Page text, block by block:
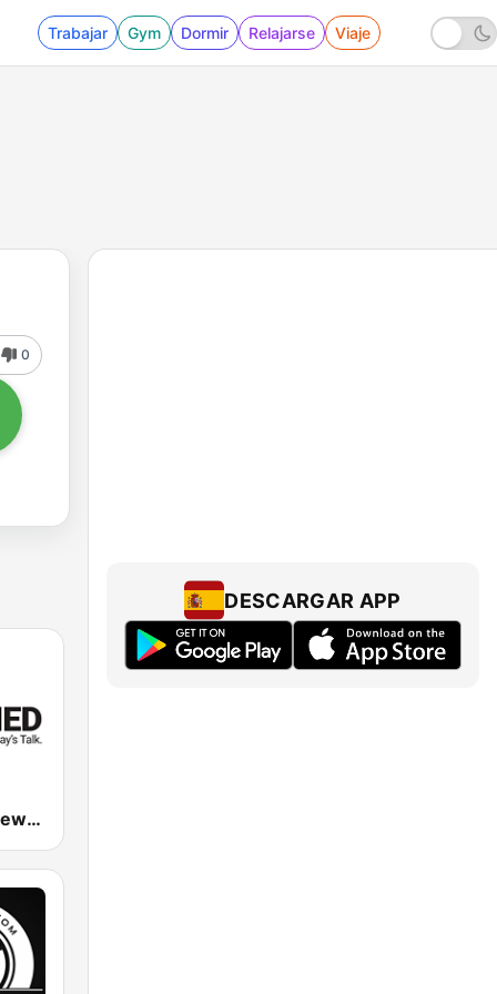
Trabajar Gym Dormir Relajarse Viaje
0
880 Global News CHED AM
DESCARGAR APP